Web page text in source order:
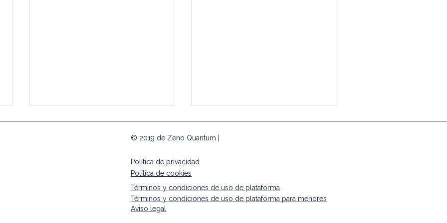
Orientador se escribe
© 2019 de Zeno Quantum |
Política de privacidad
Política de cookies
Términos y condiciones de uso de plataforma
Términos y condiciones de uso de plataforma para menores
Aviso legal